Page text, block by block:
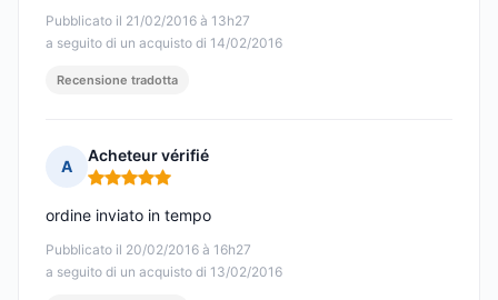
Pubblicato il 21/02/2016 à 13h27
a seguito di un acquisto di 14/02/2016
Recensione tradotta
A
Acheteur vérifié
Nota: 5 su 5
Pubblicato il 20/02/2016 à 16h27
a seguito di un acquisto di 13/02/2016
ordine inviato in tempo